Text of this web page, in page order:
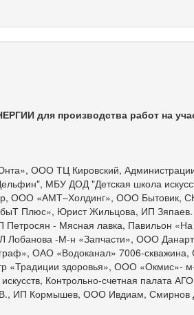
для производства работ на
ООО ТЦ Кировский,
МБУ ДОД "Детская школа
ООО «АМТ–Холдинг», ООО Бытовик,
Плюс», Юрист Жильцова, ИП
- Мясная лавка, Павильон
Лобанова -М-н «Запчасти», ООО
ОАО «Водоканал» 7006-
«Традиции здоровья», ООО «Окмис»-
Контрольно-счетная палата
ИП Кормышев, ООО Ивдиам,